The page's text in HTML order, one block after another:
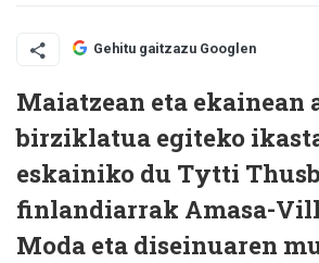
Gehitu gaitzazu Googlen
Maiatzean eta ekainean
birziklatua egiteko
eskainiko du Tytti
finlandiarrak Amasa-
Moda eta diseinuaren